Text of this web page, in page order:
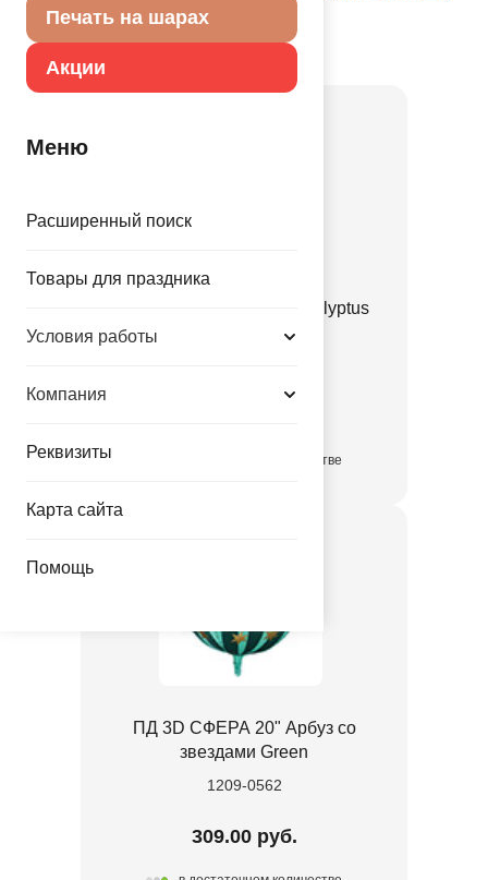
Печать на шарах
Акции
Меню
Расширенный поиск
Товары для праздника
Условия работы
Компания
Реквизиты
Карта сайта
Помощь
на Портале оптовых закупок
Товар из коллекции
Е 12" Пастель Retro Eucalyptus
в достаточном количестве
ПД 3D СФЕРА 20" Арбуз со
звездами Green
1209-0562
309.00 руб.